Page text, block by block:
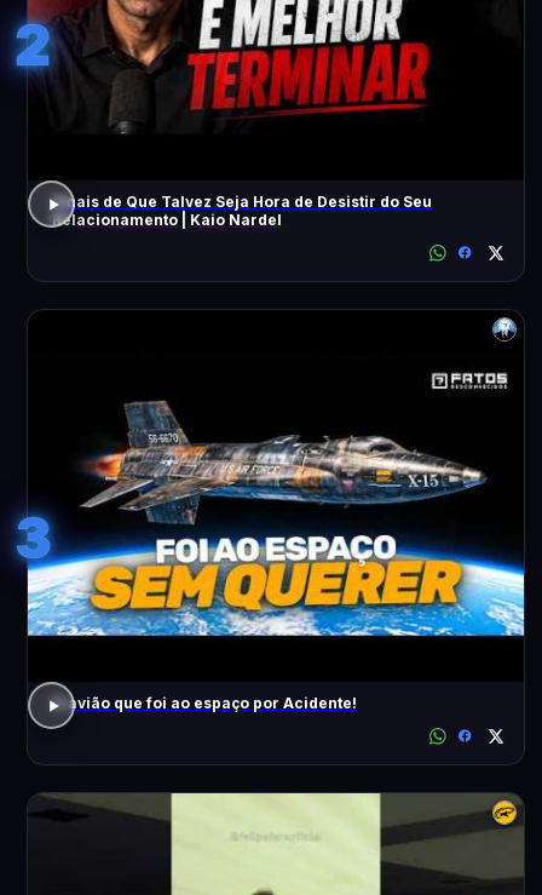
2
Sinais de Que Talvez Seja Hora de Desistir do Seu
Relacionamento | Kaio Nardel
3
O avião que foi ao espaço por Acidente!